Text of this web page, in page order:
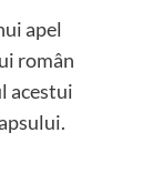
apel
român
acestui